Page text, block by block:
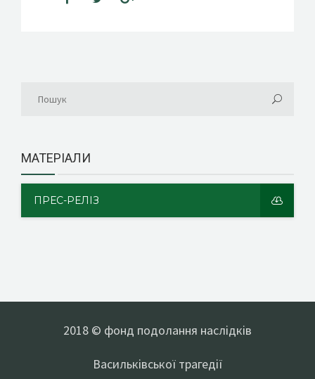
МАТЕРІАЛИ
ПРЕС-РЕЛІЗ
2018 © фонд подолання наслідків
Васильківської трагедії